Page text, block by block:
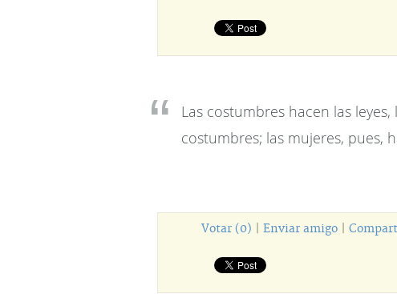
Las costumbres hacen las
costumbres; las mujeres, pues,
Votar (0) Enviar amigo